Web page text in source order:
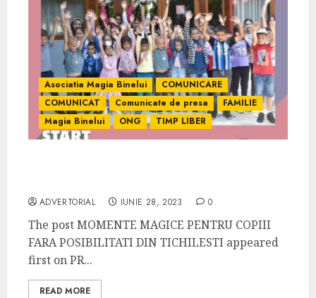
Asociatia Magia Binelui
COMUNICARE
COMUNICAT
Comunicate de presa
FAMILIE
Magia Binelui
ONG TIMP LIBER
ADVERTORIAL IUNIE 28, 2023 0
The post MOMENTE MAGICE PENTRU COPIII
FARA POSIBILITATI DIN TICHILESTI appeared
first on PR...
READ MORE